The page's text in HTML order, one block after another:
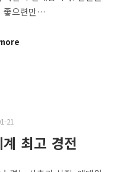
좋으련만…
21
최고 경전